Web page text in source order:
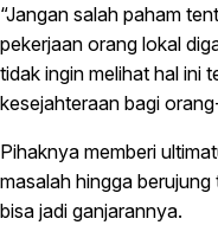
“Jangan salah paham
pekerjaan orang lokal
tidak ingin melihat hal ini
kesejahteraan bagi
Pihaknya memberi
masalah hingga
bisa jadi ganjarannya.